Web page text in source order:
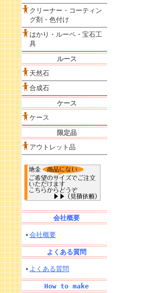
クリーナー・コーティン
グ剤・色付け
はかり・ルーペ・宝石工
具
ルース
天然石
合成石
ケース
ケース
限定品
アウトレット品
会社概要
会社概要
よくある質問
よくある質問
How to make